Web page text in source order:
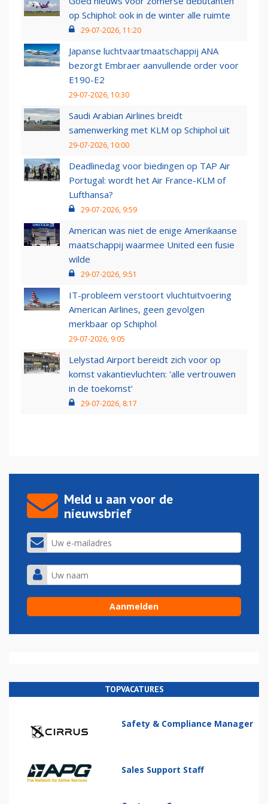
op Schiphol: ook in de winter alle ruimte
29-07-2026, 11:20
Japanse luchtvaartmaatschappij ANA
bezorgt Embraer aanvullende order voor
E190-E2
29-07-2026, 10:30
Saudi Arabian Airlines breidt
samenwerking met KLM op Schiphol uit
29-07-2026, 10:00
Deadlinedag voor biedingen op TAP Air
Portugal: wordt het Air France-KLM of
Lufthansa?
29-07-2026, 9:59
American was niet de enige Amerikaanse
maatschappij waarmee United een fusie
wilde
29-07-2026, 9:51
IT-probleem verstoort vluchtuitvoering
American Airlines, geen gevolgen
merkbaar op Schiphol
29-07-2026, 9:05
Lelystad Airport bereidt zich voor op
komst vakantievluchten: 'alle vertrouwen
in de toekomst'
29-07-2026, 8:17
Meld u aan voor de
nieuwsbrief
TOPVACATURES
Safety & Compliance Manager
Sales Support Staff